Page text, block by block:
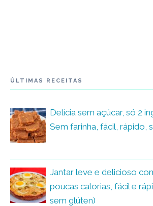
ÚLTIMAS RECEITAS
Delícia sem açúcar, só 2
Sem farinha, fácil, rápido,
Jantar leve e delicioso
poucas calorias, fácil e
sem glúten)